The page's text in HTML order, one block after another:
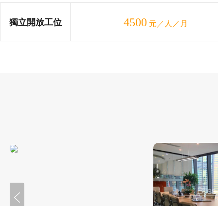
獨立開放工位 4500 元／人／月